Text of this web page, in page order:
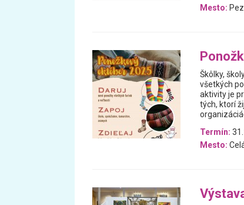
Mesto:
Škôlky,
všetkých
aktivity je
tých, ktorí
Termín:
Mesto: